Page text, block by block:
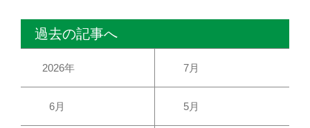
過去の記事へ
2026年 7月
6月 5月